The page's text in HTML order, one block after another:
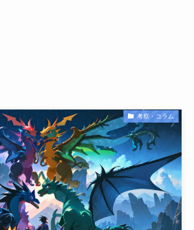
考察・コラム